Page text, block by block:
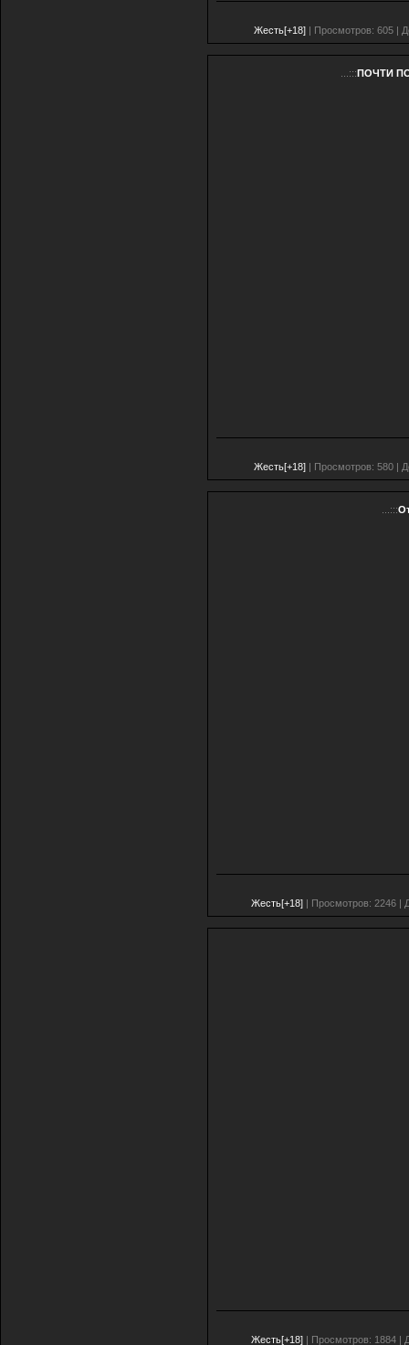
Жесть[+18]| Просмотров: 605 |
...:::ПОЧТИ
Жесть[+18]| Просмотров: 580 |
...:::
Жесть[+18]| Просмотров: 2246 |
Жесть[+18]| Просмотров: 1884 |